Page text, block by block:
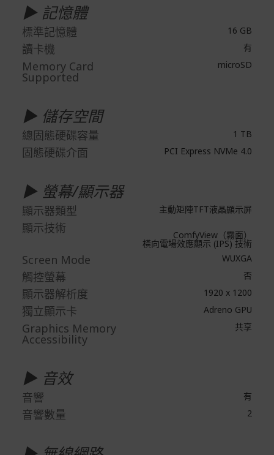
可在出貨後的兩個工作天內送達。
預購商品依商品頁面上的出貨時間安排，且有可能因實際
生產狀況有延後情況發生。
保固與售後服務
Acer旗下品牌商品保固期限與說明請參考此連結：
rranties
非Acer旗下品牌商品保固依各商品和之廠商有所不同，詳
情請參考商品說明。
付款方式
本網站提供以下付款方式：
信用卡一次付清：支援Visa、Master Card及JCB卡
信用卡分期付款：限指定商品使用，滿1千享3期0利
率/滿1萬享3期0利率/滿3萬享12期0利率
銀行帳戶轉帳：使用一次性虛擬帳戶
LINEPAY(含iPASS MONEY)
Apple Pay：須使用行動裝置
置
▶ 記憶體
標準記憶體 16 GB
讀卡機 有
Memory Card
Supported
microSD
▶ 儲存空間
總固態硬碟容量 1 TB
固態硬碟介面 PCI Express NVMe 4.0
▶ 螢幕/顯示器
顯示器類型 主動矩陣TFT液晶顯示屏
顯示技術 ComfyView（霧面）
橫向電場效應顯示 (IPS) 技術
Screen Mode WUXGA
觸控螢幕 否
顯示器解析度 1920 x 1200
獨立顯示卡 Adreno GPU
Graphics Memory
Accessibility
共享
▶ 音效
音響 有
音響數量 2